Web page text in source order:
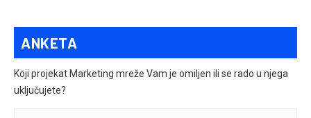
ANKETA
Koji projekat Marketing mreže Vam je omiljen ili se rado u njega
uključujete?